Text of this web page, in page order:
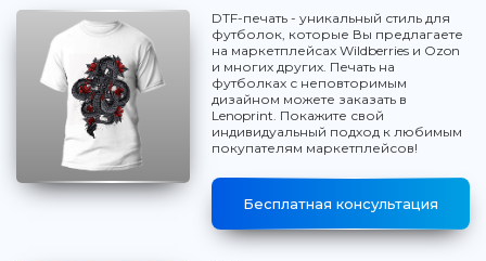
DTF-печать - уникальный стиль для
футболок, которые Вы предлагаете
на маркетплейсах Wildberries и Ozon
и многих других. Печать на
футболках с неповторимым
дизайном можете заказать в
Lenoprint. Покажите свой
индивидуальный подход к любимым
покупателям маркетплейсов!
Бесплатная консультация